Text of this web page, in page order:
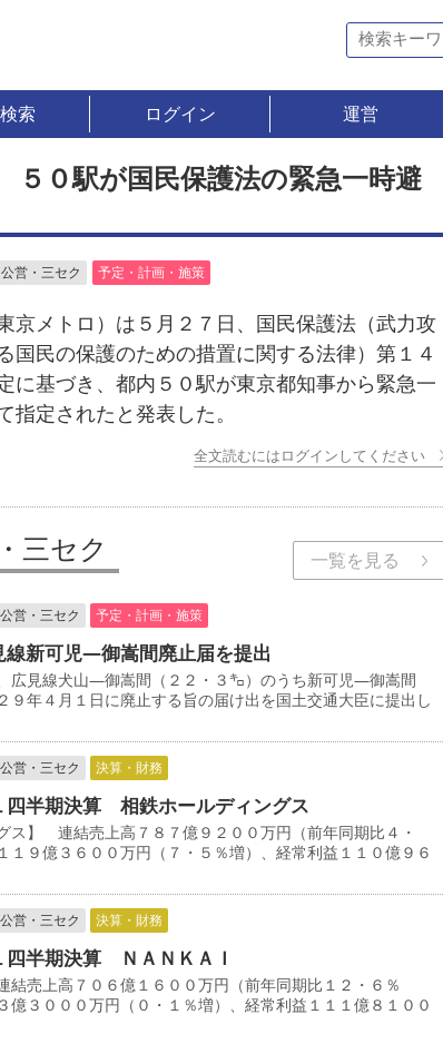
索 ログイン 運営
０駅が国民保護法の緊急一時避
営・三セク 予定・計画・施策
京メトロ）は５月２７日、国民保護法（武力攻
国民の保護のための措置に関する法律）第１４
に基づき、都内５０駅が東京都知事から緊急一
指定されたと発表した。
全文読むにはログインしてください
三セク 一覧を見る
営・三セク 予定・計画・施策
新可児―御嵩間廃止届を提出
広見線犬山―御嵩間（２２・３㌔）のうち新可児―御嵩間
９年４月１日に廃止する旨の届け出を国土交通大臣に提出し
営・三セク 決算・財務
四半期決算 相鉄ホールディングス
ス】 連結売上高７８７億９２００万円（前年同期比４・
１９億３６００万円（７・５％増）、経常利益１１０億９６
営・三セク 決算・財務
四半期決算 ＮＡＮＫＡＩ
結売上高７０６億１６００万円（前年同期比１２・６％
億３０００万円（０・１％増）、経常利益１１１億８１００